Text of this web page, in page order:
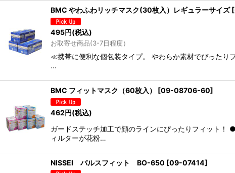
BMC やわふわリッチマスク(30枚入）レギュラーサイズ [
495円(税込)
お取寄せ商品(3-7日程度）
≪携帯に便利な個包装タイプ。 やわらか素材でぴった
…
BMC フィットマスク（60枚入） [09-08706-60]
462円(税込)
ガードステッチ加工で顔のラインにぴったりフィット
ィルターが花粉…
NISSEI パルスフィット BO-650 [09-07414]